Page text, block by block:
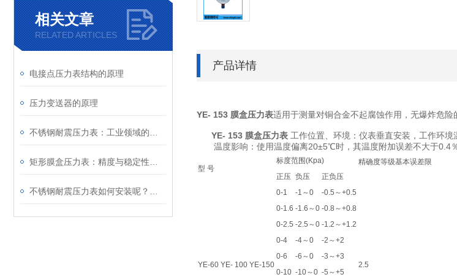
相关文章
RELATED ARTICLES
电接点压力表结构的原理
压力变送器的原理
产品详情
YE- 153 膜盒压力表适用于测量对铜合金不起腐蚀作用，无爆炸危
YE- 153 膜盒压力表 工作位置、环境：仪表垂直安装，工作环
温度影响：使用温度偏离20±5℃时，其温度附加误差不大于0.4
型 号
标度范围(Kpa)
精确度等级基本误差限
正压 负压 正负压
YE-60 YE- 100 YE-150
0-1 -1～0 -0.5～+0.5
2.5
0-1.6 -1.6～0 -0.8～+0.8
0-2.5 -2.5～0 -1.2～+1.2
0-4
-4～0
-2～+2
0-6
-6～0
-3～+3
0-10 -10～0 -5～+5